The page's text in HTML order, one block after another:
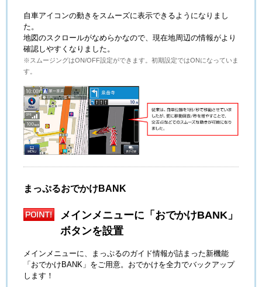
自車アイコンの動きをスムーズに表示できるようになりまし
た。
地図のスクロールがなめらかなので、現在地周辺の情報がより
確認しやすくなりました。
※スムージングはON/OFF設定ができます。初期設定ではONになっていま
す。
まっぷるおでかけBANK
メインメニューに「おでかけBANK」
ボタンを設置
メインメニューに、まっぷるのガイド情報が詰まった新機能
「おでかけBANK」をご用意。おでかけを全力でバックアップ
します！